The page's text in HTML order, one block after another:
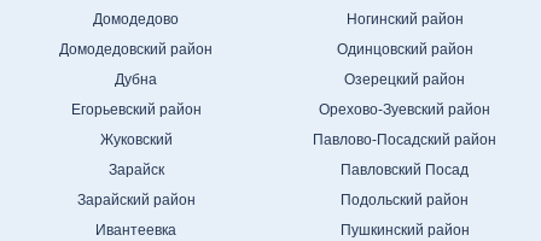
Домодедово
Домодедовский район
Дубна
Егорьевский район
Жуковский
Зарайск
Зарайский район
Ивантеевка
Ногинский район
Одинцовский район
Озерецкий район
Орехово-Зуевский район
Павлово-Посадский район
Павловский Посад
Подольский район
Пушкинский район